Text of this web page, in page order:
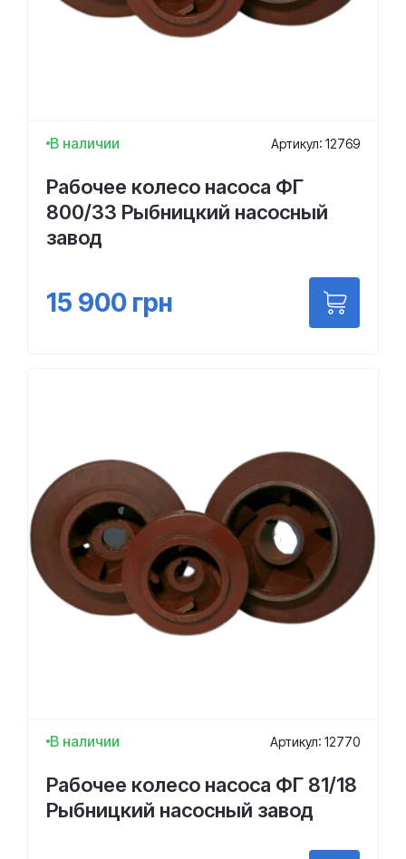
В наличии Артикул: 12769
Рабочее колесо насоса ФГ
800/33 Рыбницкий насосный
завод
15 900 грн
В наличии Артикул: 12770
Рабочее колесо насоса ФГ 81/18
Рыбницкий насосный завод